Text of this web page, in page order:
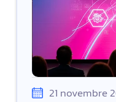
21 novembre